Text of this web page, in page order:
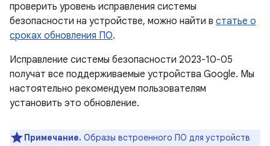
проверить уровень исправления системы
безопасности на устройстве, можно найти в статье о
сроках обновления ПО.
Исправление системы безопасности 2023-10-05
получат все поддерживаемые устройства Google. Мы
настоятельно рекомендуем пользователям
установить это обновление.
Примечание. Образы встроенного ПО для устройств